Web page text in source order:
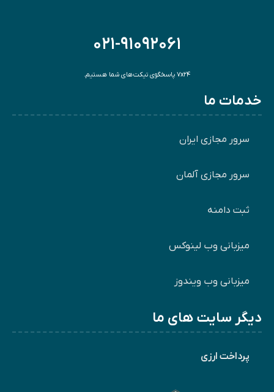
021-91092061
7x24 پاسخگوی تیکت‌های شما هستیم.
خدمات ما
سرور مجازی ایران
سرور مجازی آلمان
ثبت دامنه
میزبانی وب لینوکس
میزبانی وب ویندوز
دیگر سایت های ما
پرداخت ارزی